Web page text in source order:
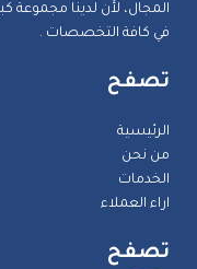
المجال، لأن لدينا مجموعة
في كافة التخصصات .
تصفح
الرئيسية
من نحن
الخدمات
اراء العملاء
تصفح